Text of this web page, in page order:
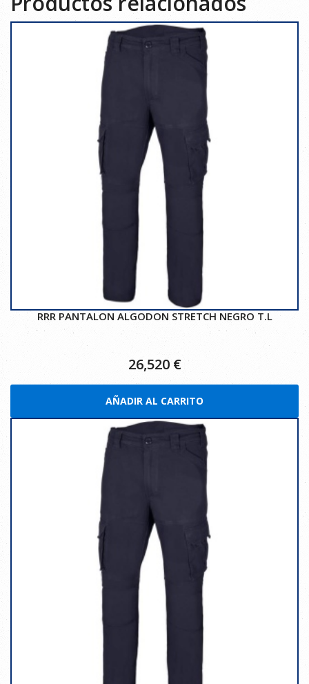
RRR PANTALON ALGODON STRETCH NEGRO T.L
26,520 €
AÑADIR AL CARRITO